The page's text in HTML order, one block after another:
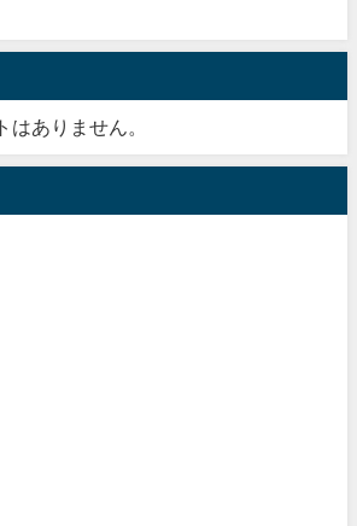
はありません。